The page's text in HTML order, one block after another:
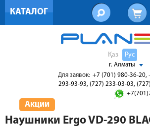
КАТАЛОГ
Қаз Рус
г. Алматы
Для заявок: +7 (701) 980-36-20,
293-93-93, (727) 233-03-03,
Акции
Наушники Ergo VD-290